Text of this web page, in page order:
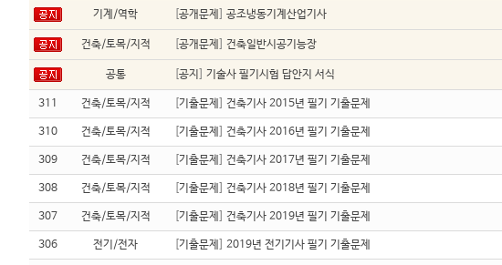
기계/역학 공개문제 공조냉동기계산업기사
건축/토목/지적 공개문제 건축일반시공기능장
공통 공지 기술사 필기시험 답안지 서식
311 건축/토목/지적 기출문제 건축기사 2015년 필기 기출문제
310 건축/토목/지적 기출문제 건축기사 2016년 필기 기출문제
309 건축/토목/지적 기출문제 건축기사 2017년 필기 기출문제
308 건축/토목/지적 기출문제 건축기사 2018년 필기 기출문제
307 건축/토목/지적 기출문제 건축기사 2019년 필기 기출문제
306 전기/전자 기출문제 2019년 전기기사 필기 기출문제